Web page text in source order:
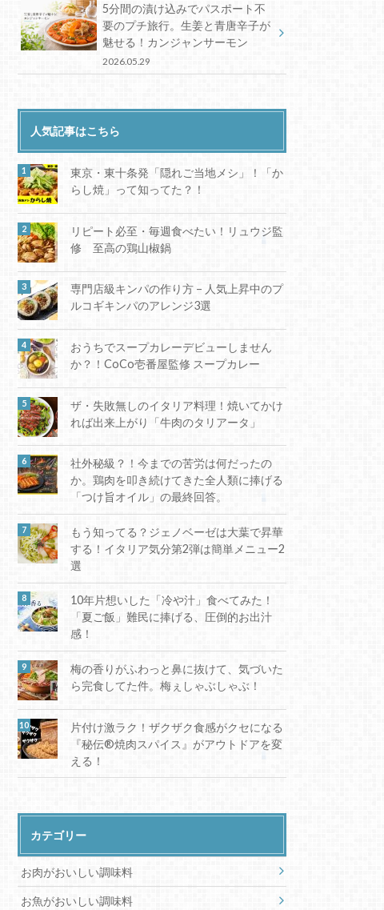
5分間の漬け込みでパスポート不
要のプチ旅行。生姜と青唐辛子が
魅せる！カンジャンサーモン
2026.05.29
人気記事はこちら
東京・東十条発「隠れご当地メシ」！「か
らし焼」って知ってた？！
リピート必至・毎週食べたい！リュウジ監
修 至高の鶏山椒鍋
専門店級キンパの作り方 – 人気上昇中のプ
ルコギキンパのアレンジ3選
おうちでスープカレーデビューしません
か？！CoCo壱番屋監修 スープカレー
ザ・失敗無しのイタリア料理！焼いてかけ
れば出来上がり「牛肉のタリアータ」
社外秘級？！今までの苦労は何だったの
か。鶏肉を叩き続けてきた全人類に捧げる
「つけ旨オイル」の最終回答。
もう知ってる？ジェノベーゼは大葉で昇華
する！イタリア気分第2弾は簡単メニュー2
選
10年片想いした「冷や汁」食べてみた！
「夏ご飯」難民に捧げる、圧倒的お出汁
感！
梅の香りがふわっと鼻に抜けて、気づいた
ら完食してた件。梅ぇしゃぶしゃぶ！
片付け激ラク！ザクザク食感がクセになる
『秘伝®焼肉スパイス』がアウトドアを変
える！
カテゴリー
お肉がおいしい調味料
お魚がおいしい調味料